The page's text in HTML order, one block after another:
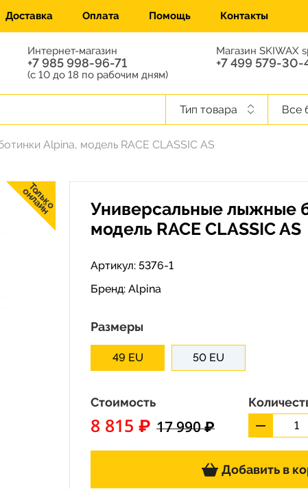
Доставка Оплата Помощь Контакты
Интернет-магазин
+7 985 998-96-71
(с 10 до 18 по рабочим дням)
Магазин SKIWAX
+7 499 579-30-
Тип товара Все
Alpina, модель RACE CLASSIC AS
Только
онлайн
Универсальные лыжные
модель RACE CLASSIC AS
Артикул: 5376-1
Бренд: Alpina
Размеры
49 EU 50 EU
Стоимость
8 815 ₽ 17 990 ₽
Добавить в